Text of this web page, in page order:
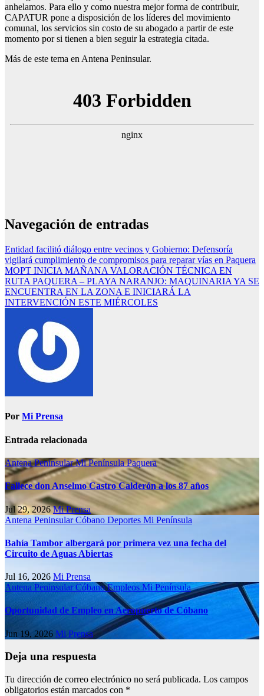
anhelamos. Para ello y como nuestra mejor forma de contribuir,
CAPATUR pone a disposición de los líderes del movimiento
comunal, los servicios sin costo de su abogado a partir de este
momento por si tienen a bien seguir la estrategia citada.
Más de este tema en Antena Peninsular.
Navegación de entradas
Entidad facilitó diálogo entre vecinos y Gobierno: Defensoría
vigilará cumplimiento de compromisos para reparar vías en Paquera
MOPT INICIA MAÑANA VALORACIÓN TÉCNICA EN
RUTA PAQUERA – PLAYA NARANJO: MAQUINARIA YA SE
ENCUENTRA EN LA ZONA E INICIARÁ LA
INTERVENCIÓN ESTE MIÉRCOLES
Por Mi Prensa
Entrada relacionada
Antena PeninsularMi PenínsulaPaquera
Fallece don Anselmo Castro Calderón a los 87 años
Jul 29, 2026Mi Prensa
Antena PeninsularCóbano Deportes Mi Península
Bahía Tambor albergará por primera vez una fecha del
Circuito de Aguas Abiertas
Jul 16, 2026 Mi Prensa
Antena PeninsularCóbanoEmpleos Mi Península
Oportunidad de Empleo en Aeropuerto de Cóbano
Jun 19, 2026 Mi Prensa
Deja una respuesta
Tu dirección de correo electrónico no será publicada. Los campos
obligatorios están marcados con *